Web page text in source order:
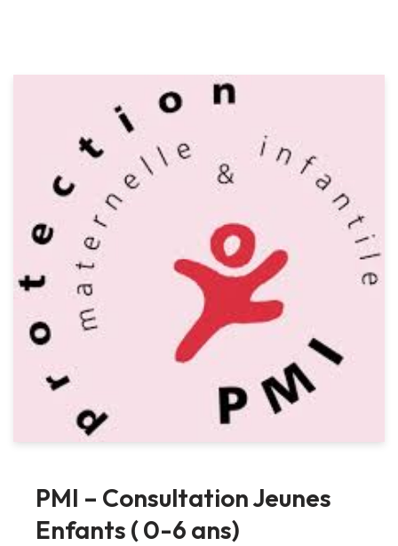
PMI – Consultation Jeunes
Enfants ( 0-6 ans)